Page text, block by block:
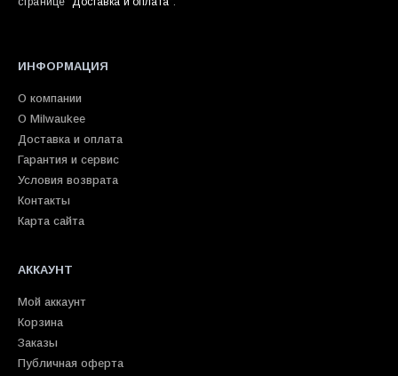
ИНФОРМАЦИЯ
О компании
О Milwaukee
Доставка и оплата
Гарантия и сервис
Условия возврата
Контакты
Карта сайта
АККАУНТ
Мой аккаунт
Корзина
Заказы
Публичная оферта